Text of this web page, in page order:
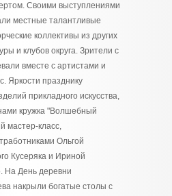
Своими выступлениями
местные талантливые
коллективы из других
и клубов округа. Зрители с
вместе с артистами и
Яркости празднику
прикладного искусства,
кружка "Волшебный
мастер-класс,
Ольгой
Кусеряка и Ириной
На День деревни
накрыли богатые столы с